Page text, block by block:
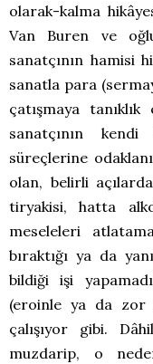
olarak-kalma
Van Buren ve
sanatçının hamisi
sanatla para
çatışmaya
sanatçının
süreçlerine
olan, belirli
tiryakisi, hatta
meseleleri
bıraktığı ya da
bildiği işi
(eroinle ya da zor
çalışıyor gibi.
muzdarip, o